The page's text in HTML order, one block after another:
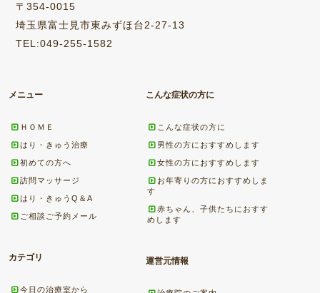
〒354-0015
埼玉県富士見市東みずほ台2-27-13
TEL:049-255-1582
メニュー
ＨＯＭＥ
はり・きゅう治療
初めての方へ
訪問マッサージ
はり・きゅうQ＆A
ご相談ご予約メール
こんな症状の方に
こんな症状の方に
男性の方におすすめします
女性の方におすすめします
お年寄りの方におすすめしま
す
赤ちゃん、子供たちにおすす
めします
カテゴリ
今日の治療室から
運営元情報